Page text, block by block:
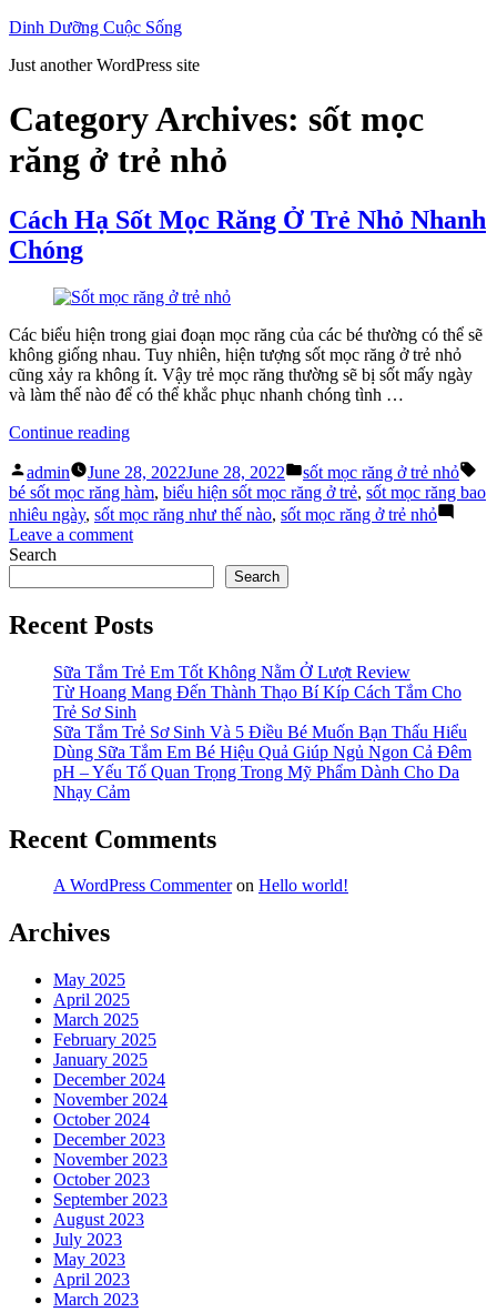
Skip
content
Dinh Dưỡng Cuộc Sống
Just another WordPress site
Category Archives: sốt mọc
răng ở trẻ nhỏ
Cách Hạ Sốt Mọc Răng Ở Trẻ Nhỏ Nhanh
Chóng
Các biểu hiện trong giai đoạn mọc răng của các bé thường có thể sẽ
không giống nhau. Tuy nhiên, hiện tượng sốt mọc răng ở trẻ nhỏ
cũng xảy ra không ít. Vậy trẻ mọc răng thường sẽ bị sốt mấy ngày
và làm thế nào để có thể khắc phục nhanh chóng tình …
Continue reading“Cách
Sốt
Mọc
Răng
Ở
Nhỏ
Nhanh
Posted
by
admin June 28, 2022June 28, 2022
Posted
in
sốt mọc răng ở trẻ nhỏ
bé sốt mọc răng hàm, biểu hiện sốt mọc răng ở trẻ, sốt mọc răng bao
nhiêu ngày, sốt mọc răng như thế nào, sốt mọc răng ở trẻ nhỏ
Leave a commenton
Sốt
Răng
Trẻ
Nhỏ
Nhanh
Chóng
Search
Search
Recent Posts
Sữa Tắm Trẻ Em Tốt Không Nằm Ở Lượt Review
Từ Hoang Mang Đến Thành Thạo Bí Kíp Cách Tắm Cho
Trẻ Sơ Sinh
Sữa Tắm Trẻ Sơ Sinh Và 5 Điều Bé Muốn Bạn Thấu Hiểu
Dùng Sữa Tắm Em Bé Hiệu Quả Giúp Ngủ Ngon Cả Đêm
pH – Yếu Tố Quan Trọng Trong Mỹ Phẩm Dành Cho Da
Nhạy Cảm
Recent Comments
A WordPress Commenteron Hello world!
Archives
May 2025
April 2025
March 2025
February 2025
January 2025
December 2024
November 2024
October 2024
December 2023
November 2023
October 2023
September 2023
August 2023
July 2023
May 2023
April 2023
March 2023